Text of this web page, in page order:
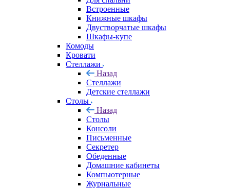
Встроенные
Книжные шкафы
Двустворчатые шкафы
Шкафы-купе
Комоды
Кровати
Стеллажи
Назад
Стеллажи
Детские стеллажи
Столы
Назад
Столы
Консоли
Письменные
Секретер
Обеденные
Домашние кабинеты
Компьютерные
Журнальные